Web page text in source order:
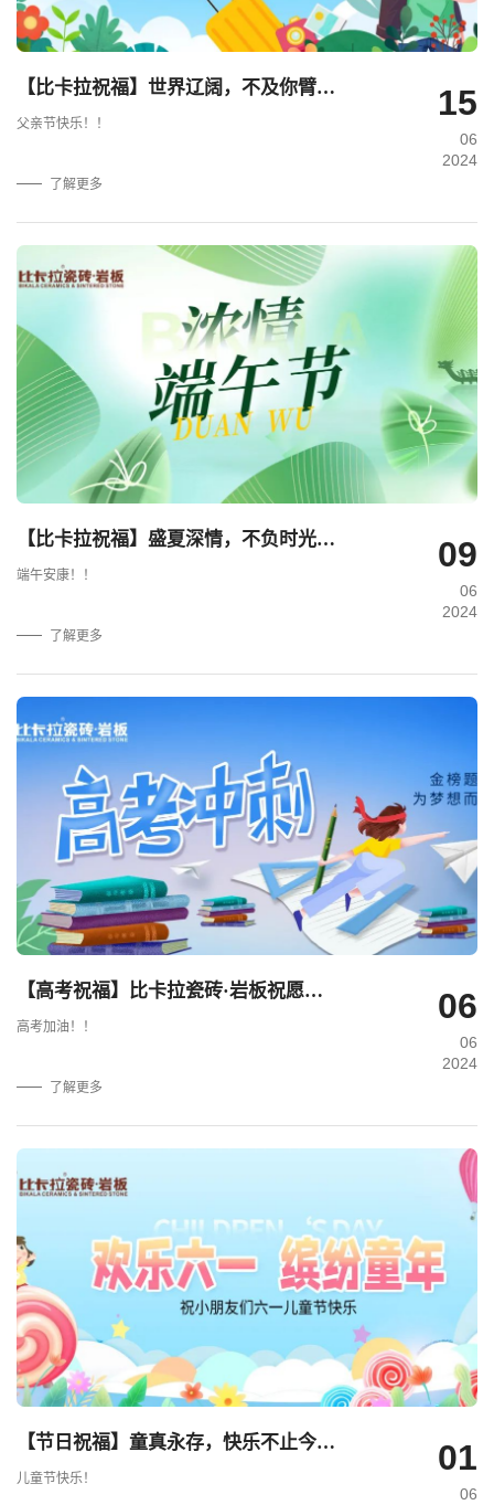
【比卡拉祝福】世界辽阔，不及你臂膀宽阔！.
父亲节快乐！！
了解更多
15
06
2024
【比卡拉祝福】盛夏深情，不负时光，半盏雄黄，一声安康！.
端午安康！！
了解更多
09
06
2024
【高考祝福】比卡拉瓷砖·岩板祝愿高考考生逢考必过，一举高中！.
高考加油！！
了解更多
06
06
2024
【节日祝福】童真永存，快乐不止今天，六一快乐！.
儿童节快乐！
01
06